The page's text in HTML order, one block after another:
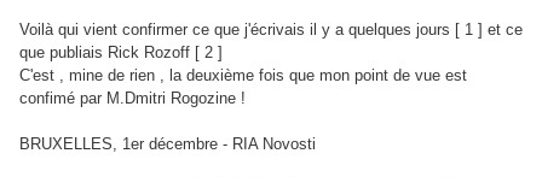
Voilà qui vient confirmer ce que j'écrivais il y a quelques jours [ 1 ] et ce
que publiais Rick Rozoff [ 2 ]
C'est , mine de rien , la deuxième fois que mon point de vue est
confimé par M.Dmitri Rogozine !
BRUXELLES, 1er décembre - RIA Novosti